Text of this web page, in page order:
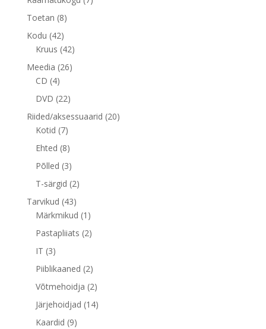
Toetan 88
Kodu 4242
toodet
Kruus 4242
toodet
Meedia 2626
CD 44
toodet
DVD 2222
Riided/aksessuaarid 2020
Kotid 77
toodet
Ehted 88
toodet
Põlled 33
toodet
T-särgid 22
Tarvikud 4343
toodet
Märkmikud 1 1
toode
Pastapliiats 22
IT 33
toodet
Piiblikaaned 22
toodet
Võtmehoidja 22
toodet
Järjehoidjad 1414
Kaardid 99